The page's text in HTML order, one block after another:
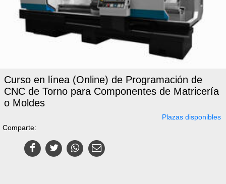
Curso en línea (Online) de Programación de
CNC de Torno para Componentes de Matricería
o Moldes
Plazas disponibles
Comparte: